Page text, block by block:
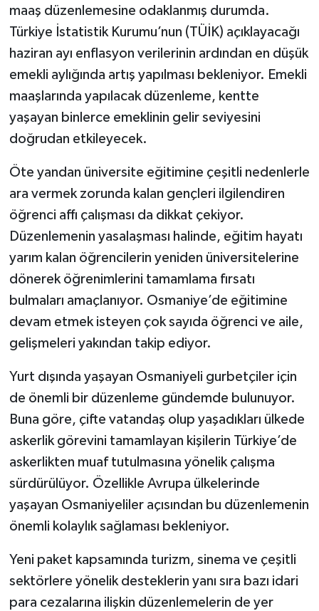
maaş düzenlemesine odaklanmış durumda.
Türkiye İstatistik Kurumu’nun (TÜİK) açıklayacağı
haziran ayı enflasyon verilerinin ardından en düşük
emekli aylığında artış yapılması bekleniyor. Emekli
maaşlarında yapılacak düzenleme, kentte
yaşayan binlerce emeklinin gelir seviyesini
doğrudan etkileyecek.
Öte yandan üniversite eğitimine çeşitli nedenlerle
ara vermek zorunda kalan gençleri ilgilendiren
öğrenci affı çalışması da dikkat çekiyor.
Düzenlemenin yasalaşması halinde, eğitim hayatı
yarım kalan öğrencilerin yeniden üniversitelerine
dönerek öğrenimlerini tamamlama fırsatı
bulmaları amaçlanıyor. Osmaniye’de eğitimine
devam etmek isteyen çok sayıda öğrenci ve aile,
gelişmeleri yakından takip ediyor.
Yurt dışında yaşayan Osmaniyeli gurbetçiler için
de önemli bir düzenleme gündemde bulunuyor.
Buna göre, çifte vatandaş olup yaşadıkları ülkede
askerlik görevini tamamlayan kişilerin Türkiye’de
askerlikten muaf tutulmasına yönelik çalışma
sürdürülüyor. Özellikle Avrupa ülkelerinde
yaşayan Osmaniyeliler açısından bu düzenlemenin
önemli kolaylık sağlaması bekleniyor.
Yeni paket kapsamında turizm, sinema ve çeşitli
sektörlere yönelik desteklerin yanı sıra bazı idari
para cezalarına ilişkin düzenlemelerin de yer